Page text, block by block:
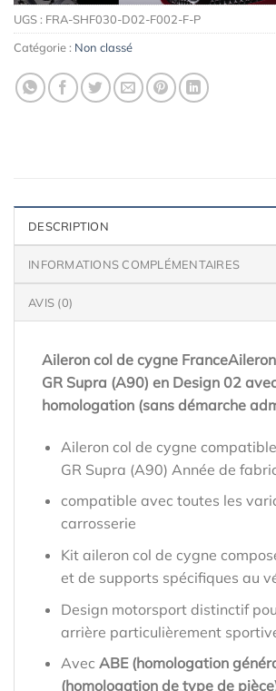
UGS : FRA-SHF030-D02-F002-F-P
Catégorie : Non classé
DESCRIPTION
INFORMATIONS COMPLÉMENTAIRES
AVIS (0)
Aileron col de cygne
GR Supra (A90) en Design 02
homologation (sans démarche
Aileron col de cygne
GR Supra (A90) Année de
compatible avec toutes les
carrosserie
Kit aileron col de cygne
et de supports spécifiques au
Design motorsport distinctif
arrière particulièrement
Avec ABE (homologation
(homologation de type de